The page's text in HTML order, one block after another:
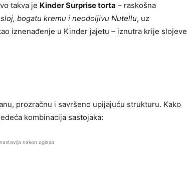
takva je Kinder Surprise torta – raskošna
bogatu kremu i neodoljivu Nutellu, uz
iznenađenje u Kinder jajetu – iznutra krije slojeve
prozračnu i savršeno upijajuću strukturu. Kako
kombinacija sastojaka:
nakon oglasa